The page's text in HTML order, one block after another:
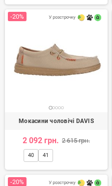
-20%
Мокасини чоловічі DAVIS
2 092 грн. 2 615 грн.
40 41
-20%